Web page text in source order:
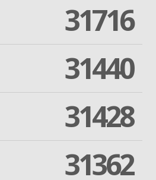
31716
31440
31428
31362